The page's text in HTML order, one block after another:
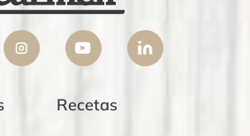
Recetas